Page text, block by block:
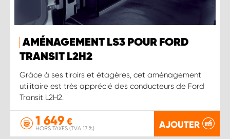
AMÉNAGEMENT LS3 POUR FORD
TRANSIT L2H2
Grâce à ses tiroirs et étagères, cet aménagement
utilitaire est très apprécié des conducteurs de Ford
Transit L2H2.
1 649 €
HORS TAXES (TVA 17 %) AJOUTER